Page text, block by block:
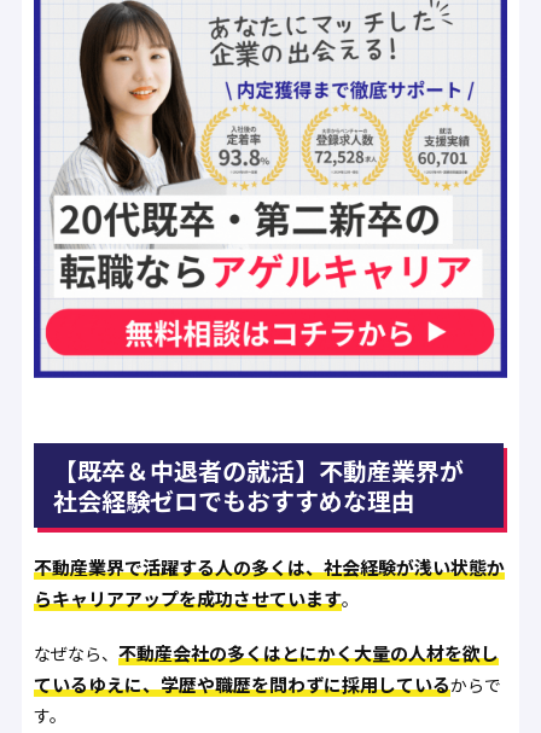
【既卒＆中退者の就活】不動産業界が
社会経験ゼロでもおすすめな理由
不動産業界で活躍する人の多くは、社会経験が浅い状態か
らキャリアアップを成功させています。
なぜなら、 不動産会社の多くはとにかく大量の人材を欲し
ているゆえに、学歴や職歴を問わずに採用しているからで
す。